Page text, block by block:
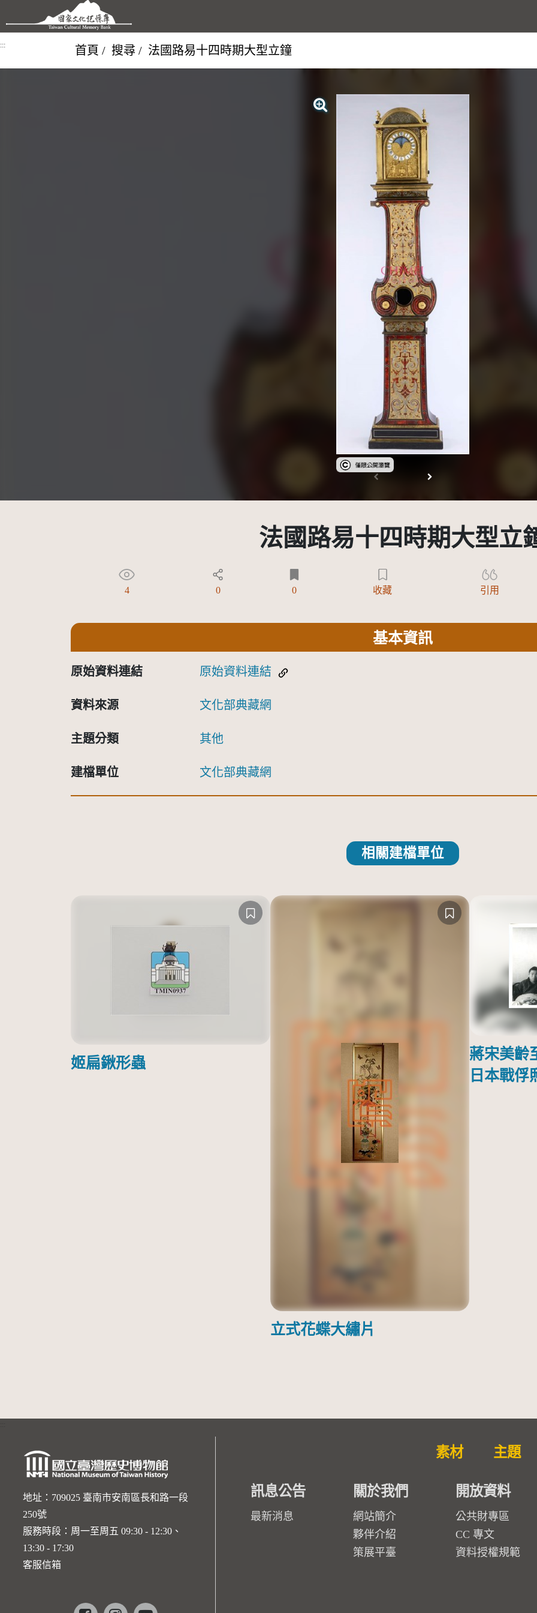
跳到主要內容區塊
::: 首頁 搜尋 法國路易十四時期大型立鐘
受著作權法保護-僅限於本平台有限度公開瀏覽
法國路易十四時期大型立
4 0 0 收藏 引用
基本資訊
原始資料連結 原始資料連結
資料來源 文化部典藏網
主題分類 其他
建檔單位 文化部典藏網
相關建檔單位
姬扁鍬形蟲
立式花蝶大繡片
蔣宋美齡
日本戰俘
地址：709025 臺南市安南區長和路一段
250號
服務時段：周一至周五 09:30 - 12:30、
13:30 - 17:30
客服信箱
Facebookinstagramyoutube
素材 主題
訊息公告
最新消息
關於我們
網站簡介
夥伴介紹
策展平臺
開放資料
公共財專區
CC 專文
資料授權規範